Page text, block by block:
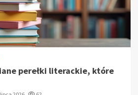
perełki literackie, które